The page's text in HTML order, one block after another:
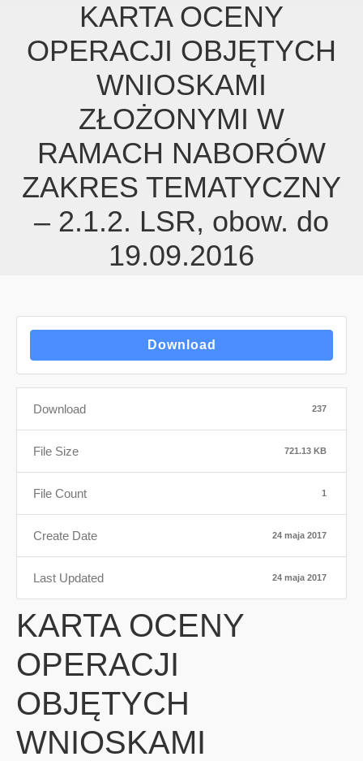
KARTA OCENY
OPERACJI OBJĘTYCH
WNIOSKAMI
ZŁOŻONYMI W
RAMACH NABORÓW
ZAKRES TEMATYCZNY
– 2.1.2. LSR, obow. do
19.09.2016
Download
Download 237
File Size 721.13 KB
File Count 1
Create Date 24 maja 2017
Last Updated 24 maja 2017
KARTA OCENY
OPERACJI
OBJĘTYCH
WNIOSKAMI